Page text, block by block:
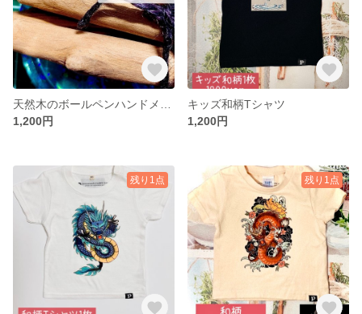
1,200円
キッズ和柄Tシャツ
1,200円
残り1点 残り1点